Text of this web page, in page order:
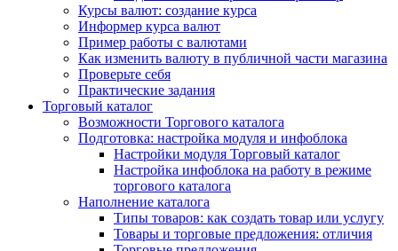
Курсы валют: создание курса
Информер курса валют
Пример работы с валютами
Как изменить валюту в публичной части магазина
Проверьте себя
Практические задания
Торговый каталог
Возможности Торгового каталога
Подготовка: настройка модуля и инфоблока
Настройки модуля Торговый каталог
Настройка инфоблока на работу в режиме
торгового каталога
Наполнение каталога
Типы товаров: как создать товар или услугу
Товары и торговые предложения: отличия